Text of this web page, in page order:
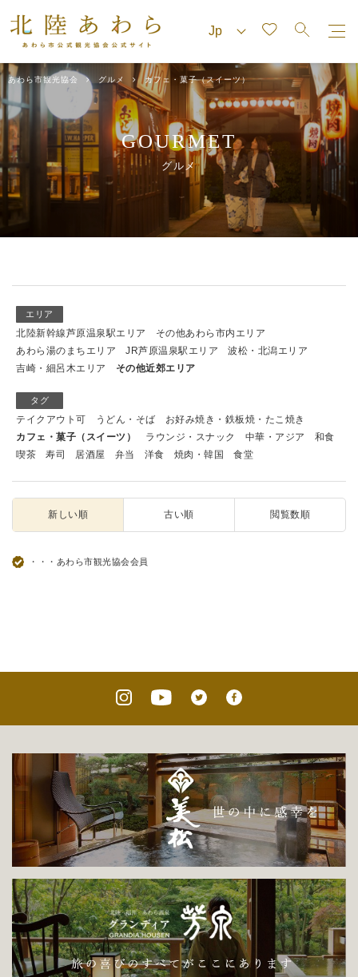
あわら市観光協会 グルメ カフェ・菓子（スイーツ）
GOURMET
グルメ
エリア
北陸新幹線芦原温泉駅エリア
その他あわら市内エリア
あわら湯のまちエリア
JR芦原温泉駅エリア
波松・北潟エリア
吉崎・細呂木エリア
その他近郊エリア
タグ
テイクアウト可 うどん・そば
お好み焼き・鉄板焼・たこ焼き
カフェ・菓子（スイーツ）
ラウンジ・スナック 中華・アジア
和食
喫茶
寿司 居酒屋 弁当 洋食 焼肉・韓国 食堂
新しい順 古い順 閲覧数順
・・・あわら市観光協会会員